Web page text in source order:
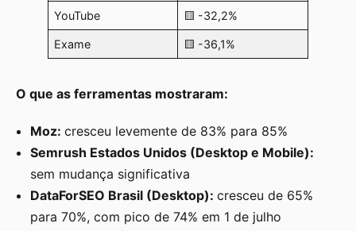
YouTube 🟨 -32,2%
Exame 🟨 -36,1%
O que as ferramentas mostraram:
Moz: cresceu levemente de 83% para 85%
Semrush Estados Unidos (Desktop e Mobile):
sem mudança significativa
DataForSEO Brasil (Desktop): cresceu de 65%
para 70%, com pico de 74% em 1 de julho